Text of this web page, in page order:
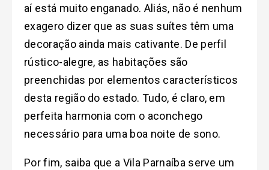
aí está muito enganado. Aliás, não é nenhum
exagero dizer que as suas suítes têm uma
decoração ainda mais cativante. De perfil
rústico-alegre, as habitações são
preenchidas por elementos característicos
desta região do estado. Tudo, é claro, em
perfeita harmonia com o aconchego
necessário para uma boa noite de sono.
Por fim, saiba que a Vila Parnaíba serve um